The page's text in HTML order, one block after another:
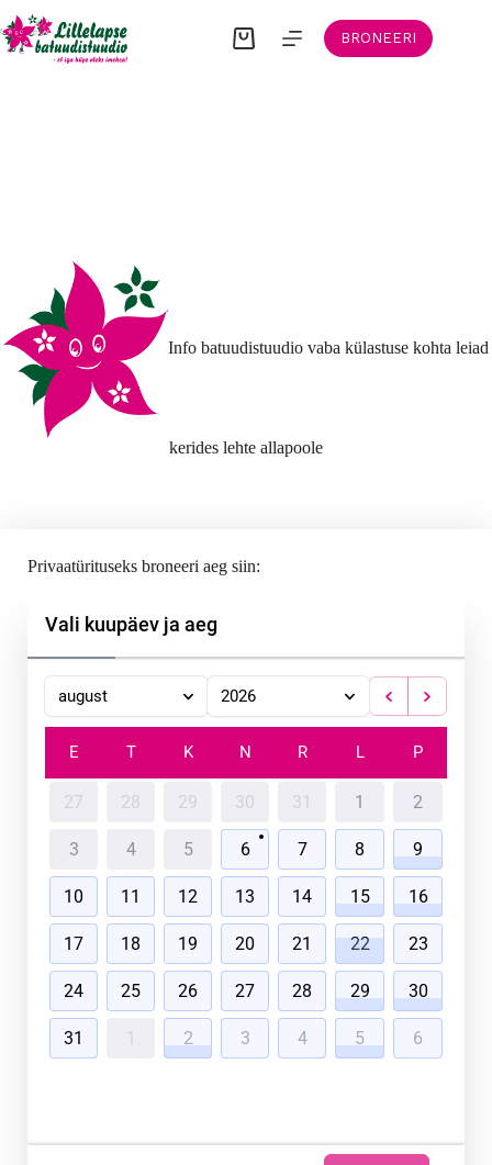
to
content
Shopping
BRONEERI
Info batuudistuudio vaba külastuse kohta leiad
kerides lehte allapoole
Privaatürituseks broneeri aeg siin:
Vali kuupäev ja aeg
august 2026
E T K N R L P
27 28 29 30 31 1 2
3 4 5 6 7 8 9
10 11 12 13 14 15 16
17 18 19 20 21 22 23
24 25 26 27 28 29 30
31 1 2 3 4 5 6